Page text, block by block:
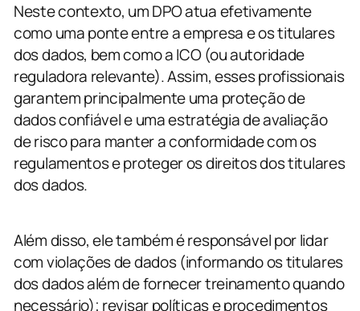
Neste contexto, um DPO atua efetivamente
como uma ponte entre a empresa e os titulares
dos dados, bem como a ICO (ou autoridade
reguladora relevante). Assim, esses profissionais
garantem principalmente uma proteção de
dados confiável e uma estratégia de avaliação
de risco para manter a conformidade com os
regulamentos e proteger os direitos dos titulares
dos dados.
Além disso, ele também é responsável por lidar
com violações de dados (informando os titulares
dos dados além de fornecer treinamento quando
necessário); revisar políticas e procedimentos